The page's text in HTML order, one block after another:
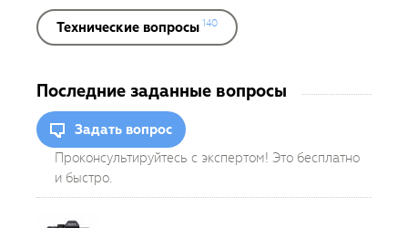
Технические вопросы 140
Последние заданные вопросы
Задать вопрос
Проконсультируйтесь с экспертом! Это бесплатно
и быстро.